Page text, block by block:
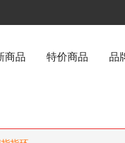
商品 特价商品 品